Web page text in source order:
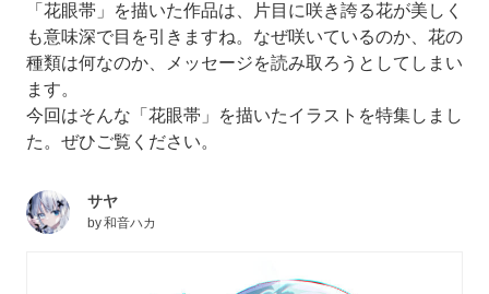
「花眼帯」を描いた作品は、片目に咲き誇る花が美しく
も意味深で目を引きますね。なぜ咲いているのか、花の
種類は何なのか、メッセージを読み取ろうとしてしまい
ます。
今回はそんな「花眼帯」を描いたイラストを特集しまし
た。ぜひご覧ください。
サヤ
by和音ハカ